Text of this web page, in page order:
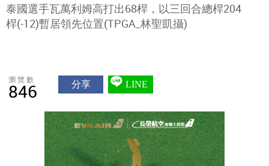
泰國選手瓦萬利姆高打出68桿，以三回合總桿204
桿(-12)暫居領先位置(TPGA_林聖凱攝)
瀏覽數
846 分享 LINE